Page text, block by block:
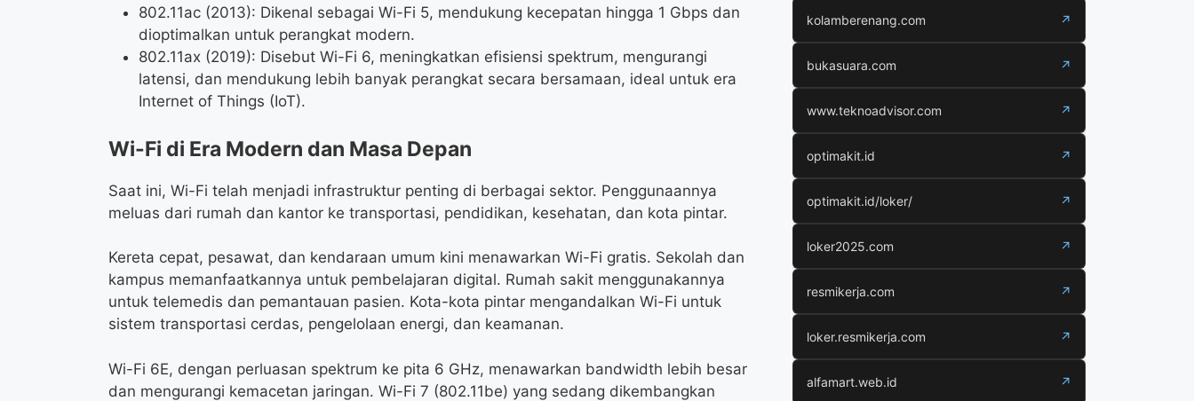
802.11ac (2013): Dikenal sebagai Wi-Fi 5, mendukung kecepatan hingga 1 Gbps dan
dioptimalkan untuk perangkat modern.
802.11ax (2019): Disebut Wi-Fi 6, meningkatkan efisiensi spektrum, mengurangi
latensi, dan mendukung lebih banyak perangkat secara bersamaan, ideal untuk era
Internet of Things (IoT).
Wi-Fi di Era Modern dan Masa Depan
Saat ini, Wi-Fi telah menjadi infrastruktur penting di berbagai sektor. Penggunaannya
meluas dari rumah dan kantor ke transportasi, pendidikan, kesehatan, dan kota pintar.
Kereta cepat, pesawat, dan kendaraan umum kini menawarkan Wi-Fi gratis. Sekolah dan
kampus memanfaatkannya untuk pembelajaran digital. Rumah sakit menggunakannya
untuk telemedis dan pemantauan pasien. Kota-kota pintar mengandalkan Wi-Fi untuk
sistem transportasi cerdas, pengelolaan energi, dan keamanan.
Wi-Fi 6E, dengan perluasan spektrum ke pita 6 GHz, menawarkan bandwidth lebih besar
dan mengurangi kemacetan jaringan. Wi-Fi 7 (802.11be) yang sedang dikembangkan
kolamberenang.com ↗
bukasuara.com ↗
www.teknoadvisor.com ↗
optimakit.id ↗
optimakit.id/loker/ ↗
loker2025.com ↗
resmikerja.com ↗
loker.resmikerja.com ↗
alfamart.web.id ↗